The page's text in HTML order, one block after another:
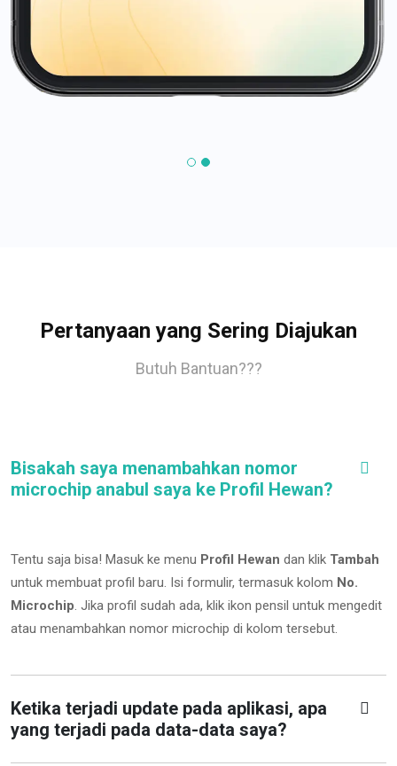
Pertanyaan yang Sering Diajukan
Butuh Bantuan???
Bisakah saya menambahkan nomor
microchip anabul saya ke Profil Hewan?
Tentu saja bisa! Masuk ke menu Profil Hewan dan klik Tambah
untuk membuat profil baru. Isi formulir, termasuk kolom No.
Microchip. Jika profil sudah ada, klik ikon pensil untuk mengedit
atau menambahkan nomor microchip di kolom tersebut.
Ketika terjadi update pada aplikasi, apa
yang terjadi pada data-data saya?